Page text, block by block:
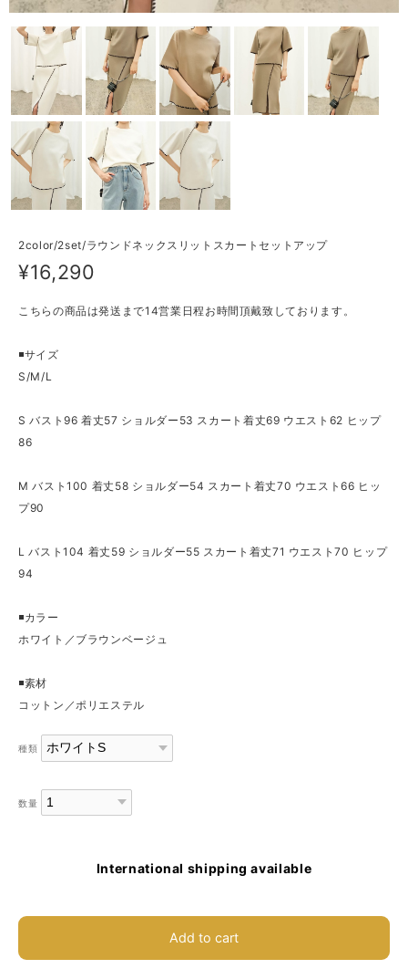
2color/2set/ラウンドネックスリットスカートセットアップ
¥16,290
こちらの商品は発送まで14営業日程お時間頂戴致しております。
◾️サイズ
S/M/L
S バスト96 着丈57 ショルダー53 スカート着丈69 ウエスト62 ヒップ
86
M バスト100 着丈58 ショルダー54 スカート着丈70 ウエスト66 ヒッ
プ90
L バスト104 着丈59 ショルダー55 スカート着丈71 ウエスト70 ヒップ
94
◾️カラー
ホワイト／ブラウンベージュ
◾️素材
コットン／ポリエステル
種類
数量
International shipping available
Add to cart